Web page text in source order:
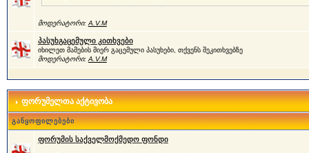
მოდერატორი: A.V.M
პასუხგაცემული კითხვები
იხილეთ მამების მიერ გაცემული პასუხები, თქვენს შეკითხვებზე
მოდერატორი: A.V.M
ფორუმელთა აქტივობა
განყოფილებები
ფორუმის საქველმოქმედო ფონდი